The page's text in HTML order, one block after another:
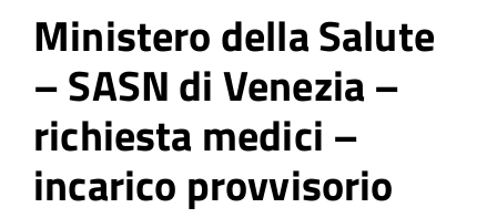
Ministero della Salute
– SASN di Venezia –
richiesta medici –
incarico provvisorio